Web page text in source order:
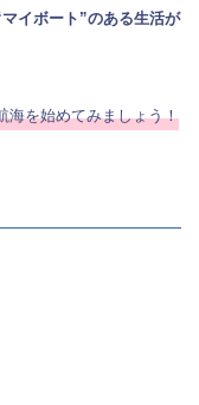
イボート”のある生活が
海を始めてみましょう！